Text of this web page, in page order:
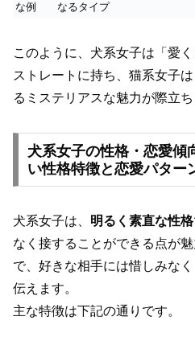
な例
なるタイプ
このように、犬系女子は「愛
ストレートに持ち、猫系女子
るミステリアスな魅力が際立ち
犬系女子の性格・恋愛傾
い性格特徴と恋愛パター
犬系女子は、 明るく素直な性格
なく接することができる点が
で、好きな相手には惜しみな
伝えます。
主な特徴は下記の通りです。